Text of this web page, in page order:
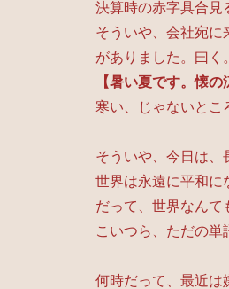
決算時の赤字具合見
そういや、会社宛に
がありました。曰く。
【暑い夏です。懐の
寒い、じゃないと
そういや、今日は、
世界は永遠に平和に
だって、世界なんて
こいつら、ただの単
何時だって、最近は